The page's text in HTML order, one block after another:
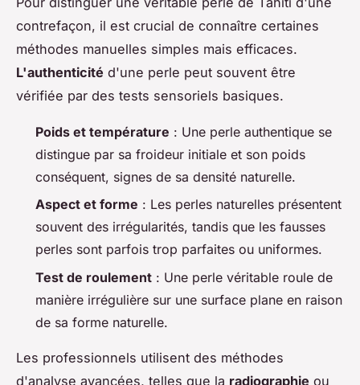
contrefaçon, il est crucial de connaître certaines
méthodes manuelles simples mais efficaces.
L'authenticité d'une perle peut souvent être
vérifiée par des tests sensoriels basiques.
Poids et température : Une perle authentique se
distingue par sa froideur initiale et son poids
conséquent, signes de sa densité naturelle.
Aspect et forme : Les perles naturelles présentent
souvent des irrégularités, tandis que les fausses
perles sont parfois trop parfaites ou uniformes.
Test de roulement : Une perle véritable roule de
manière irrégulière sur une surface plane en raison
de sa forme naturelle.
Les professionnels utilisent des méthodes
d'analyse avancées, telles que la radiographie ou